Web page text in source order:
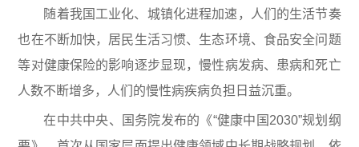
随着我国工业化、城镇化进程加速，人们的生活节奏
也在不断加快，居民生活习惯、生态环境、食品安全问题
等对健康保险的影响逐步显现，慢性病发病、患病和死亡
人数不断增多，人们的慢性病疾病负担日益沉重。
在中共中央、国务院发布的《“健康中国2030”规划纲